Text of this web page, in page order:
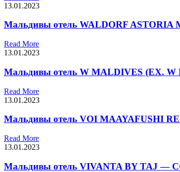
13.01.2023
Мальдивы отель WALDORF ASTORIA
Read More
13.01.2023
Мальдивы отель W MALDIVES (EX. W
Read More
13.01.2023
Мальдивы отель VOI MAAYAFUSHI
Read More
13.01.2023
Мальдивы отель VIVANTA BY TAJ —